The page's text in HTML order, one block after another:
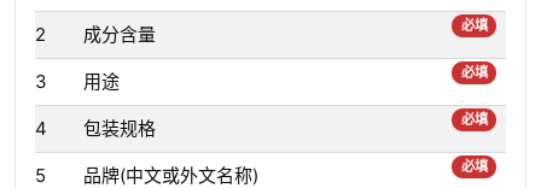
2 成分含量 必填
3 用途 必填
4 包装规格 必填
5 品牌(中文或外文名称) 必填